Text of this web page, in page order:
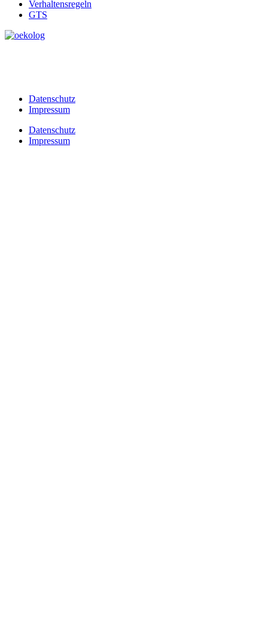
Verhaltensregeln
GTS
Datenschutz
Impressum
Datenschutz
Impressum